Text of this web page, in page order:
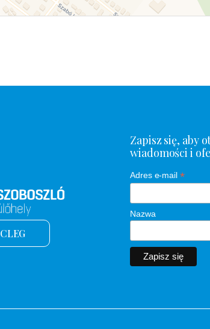
Zapisz się, aby
wiadomości i
Adres e-mail *
Nazwa